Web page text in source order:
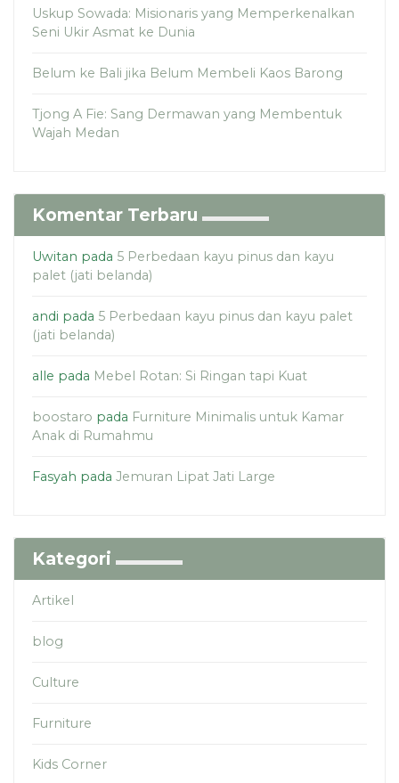
Uskup Sowada: Misionaris yang Memperkenalkan
Seni Ukir Asmat ke Dunia
Belum ke Bali jika Belum Membeli Kaos Barong
Tjong A Fie: Sang Dermawan yang Membentuk
Wajah Medan
Komentar Terbaru
Uwitan pada 5 Perbedaan kayu pinus dan kayu
palet (jati belanda)
andi pada 5 Perbedaan kayu pinus dan kayu palet
(jati belanda)
alle pada Mebel Rotan: Si Ringan tapi Kuat
boostaro pada Furniture Minimalis untuk Kamar
Anak di Rumahmu
Fasyah pada Jemuran Lipat Jati Large
Kategori
Artikel
blog
Culture
Furniture
Kids Corner